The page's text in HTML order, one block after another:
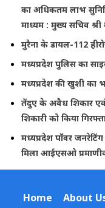
का अधिकतम लाभ
माध्यम : मुख्य सचिव श्री
मुरैना के डायल-112
मध्यप्रदेश पुलिस का
मध्यप्रदेश की खुशी का
तेंदुए के अवैध शिकार
शिकारी को किया
मध्यप्रदेश पॉवर
मिला आईएसओ
Home About